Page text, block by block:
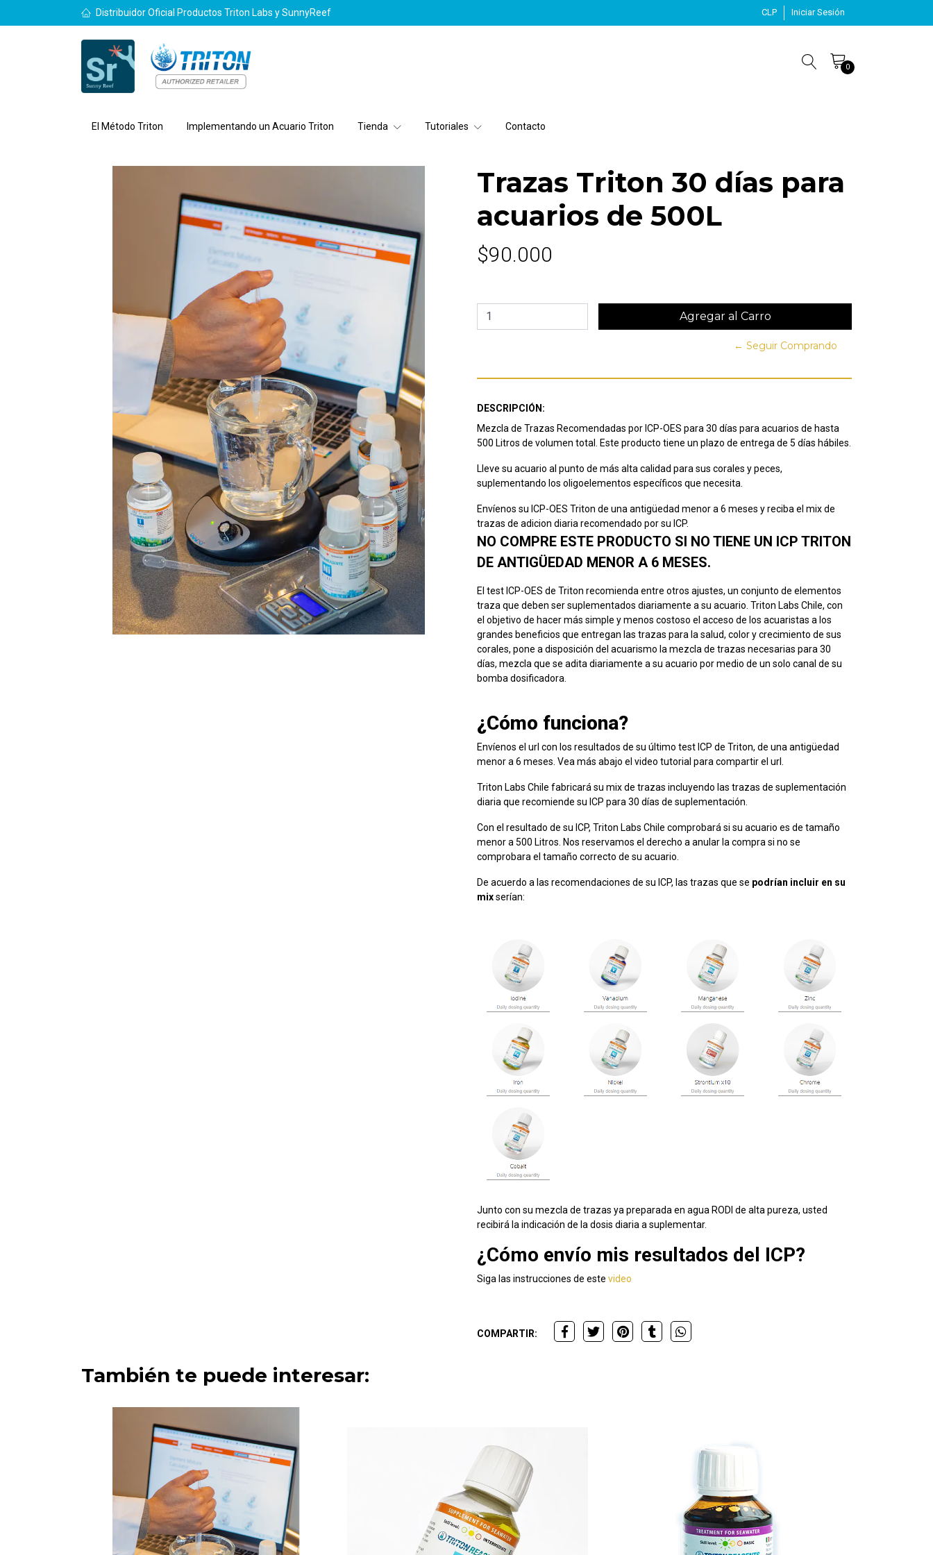
Distribuidor Oficial Productos Triton Labs y SunnyReef CLP Iniciar Sesión
0
El Método Triton Implementando un Acuario Triton Tienda Tutoriales Contacto
Trazas Triton 30 días para
acuarios de 500L
$90.000
← Seguir Comprando
DESCRIPCIÓN:
Mezcla de Trazas Recomendadas por ICP-OES para 30 días para acuarios de hasta
500 Litros de volumen total. Este producto tiene un plazo de entrega de 5 días hábiles.
Lleve su acuario al punto de más alta calidad para sus corales y peces,
suplementando los oligoelementos específicos que necesita.
Envíenos su ICP-OES Triton de una antigüedad menor a 6 meses y reciba el mix de
trazas de adicion diaria recomendado por su ICP.
NO COMPRE ESTE PRODUCTO SI NO TIENE UN ICP TRITON
DE ANTIGÜEDAD MENOR A 6 MESES.
El test ICP-OES de Triton recomienda entre otros ajustes, un conjunto de elementos
traza que deben ser suplementados diariamente a su acuario. Triton Labs Chile, con
el objetivo de hacer más simple y menos costoso el acceso de los acuaristas a los
grandes beneficios que entregan las trazas para la salud, color y crecimiento de sus
corales, pone a disposición del acuarismo la mezcla de trazas necesarias para 30
días, mezcla que se adita diariamente a su acuario por medio de un solo canal de su
bomba dosificadora.
¿Cómo funciona?
Envíenos el url con los resultados de su último test ICP de Triton, de una antigüedad
menor a 6 meses. Vea más abajo el video tutorial para compartir el url.
Triton Labs Chile fabricará su mix de trazas incluyendo las trazas de suplementación
diaria que recomiende su ICP para 30 días de suplementación.
Con el resultado de su ICP, Triton Labs Chile comprobará si su acuario es de tamaño
menor a 500 Litros. Nos reservamos el derecho a anular la compra si no se
comprobara el tamaño correcto de su acuario.
De acuerdo a las recomendaciones de su ICP, las trazas que se podrían incluir en su
mixserían:
Junto con su mezcla de trazas ya preparada en agua RODI de alta pureza, usted
recibirá la indicación de la dosis diaria a suplementar.
¿Cómo envío mis resultados del ICP?
Siga las instrucciones de este video
COMPARTIR:
También te puede interesar: